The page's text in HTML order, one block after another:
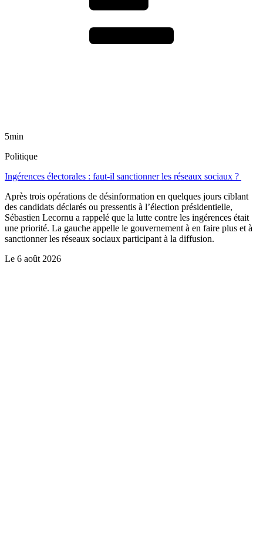
5min
Politique
Ingérences électorales : faut-il sanctionner les réseaux sociaux ?
Après trois opérations de désinformation en quelques jours ciblant
des candidats déclarés ou pressentis à l’élection présidentielle,
Sébastien Lecornu a rappelé que la lutte contre les ingérences était
une priorité. La gauche appelle le gouvernement à en faire plus et à
sanctionner les réseaux sociaux participant à la diffusion.
Le 6 août 2026